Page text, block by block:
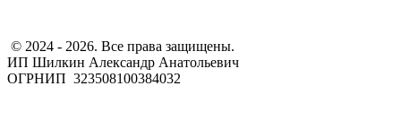
​ © 2024 - 2026. Все права защищены.
ИП Шилкин Александр Анатольевич
ОГРНИП 323508100384032